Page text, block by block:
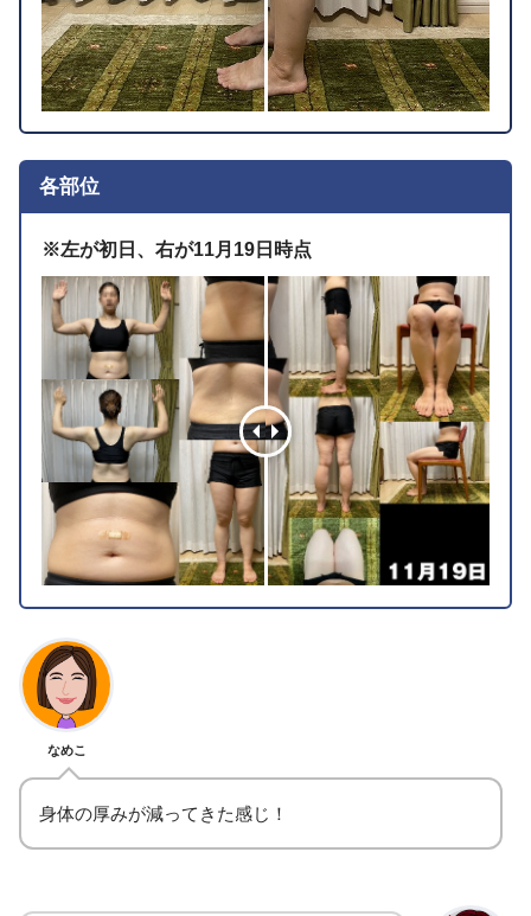
各部位
※左が初日、右が11月19日時点
なめこ
身体の厚みが減ってきた感じ！